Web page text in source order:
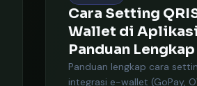
Cara Setting
Wallet di
Panduan Lengkap
Panduan lengkap cara
integrasi e-wallet (GoPay,